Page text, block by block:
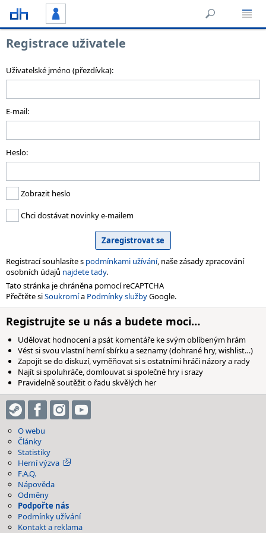
Registrace uživatele
Uživatelské jméno (přezdívka):
E-mail:
Heslo:
Zobrazit heslo
Chci dostávat novinky e-mailem
Registrací souhlasíte s podmínkami užívání, naše zásady zpracování
osobních údajů najdete tady.
Tato stránka je chráněna pomocí reCAPTCHA
Přečtěte siSoukromía Podmínky službyGoogle.
Registrujte se u nás a budete moci…
Udělovat hodnocení a psát komentáře ke svým oblíbeným hrám
Vést si svou vlastní herní sbírku a seznamy (dohrané hry, wishlist…)
Zapojit se do diskuzí, vyměňovat si s ostatními hráči názory a rady
Najít si spoluhráče, domlouvat si společné hry i srazy
Pravidelně soutěžit o řadu skvělých her
O webu
Články
Statistiky
Herní výzva
F.A.Q.
Nápověda
Odměny
Podpořte nás
Podmínky užívání
Kontakt a reklama